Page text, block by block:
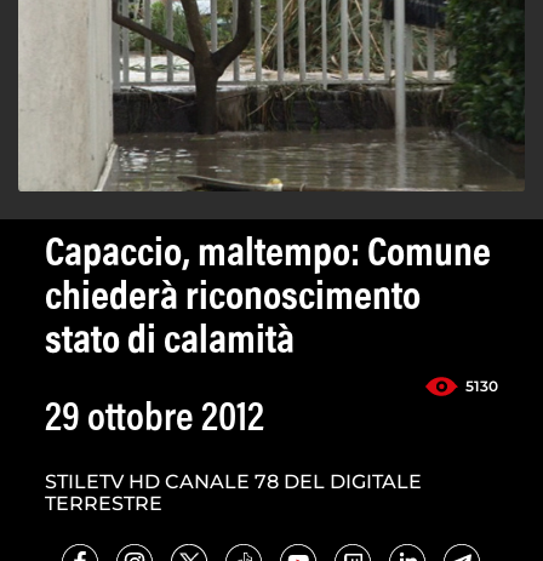
Capaccio, maltempo: Comune
chiederà riconoscimento
stato di calamità
5130
29 ottobre 2012
STILETV HD CANALE 78 DEL DIGITALE
TERRESTRE